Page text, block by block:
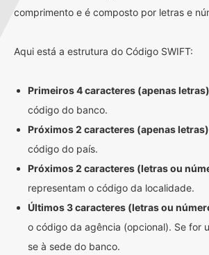
comprimento e é composto por letras e
Aqui está a estrutura do Código SWIFT:
Primeiros 4 caracteres (apenas letras)
código do banco.
Próximos 2 caracteres (apenas letras)
código do país.
Próximos 2 caracteres (letras ou
representam o código da localidade.
Últimos 3 caracteres (letras ou
o código da agência (opcional). Se for
se à sede do banco.